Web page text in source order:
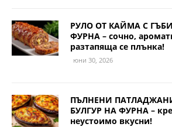
РУЛО ОТ КАЙМА С
ФУРНА – сочно,
разтапяща се плънка!
юни 30, 2026
ПЪЛНЕНИ
БУЛГУР НА ФУРНА –
неустоимо вкусни!